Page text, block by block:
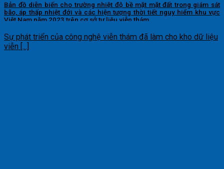
Bản đồ diễn biến cho trường nhiệt độ bề mặt mặt đất trong giám sát
bão, áp thấp nhiệt đới và các hiện tượng thời tiết nguy hiểm khu vực
Việt Nam năm 2023 trên cơ sở tư liệu viễn thám
Sự phát triển của công nghệ viễn thám đã làm cho kho dữ liệu
viễn [...]